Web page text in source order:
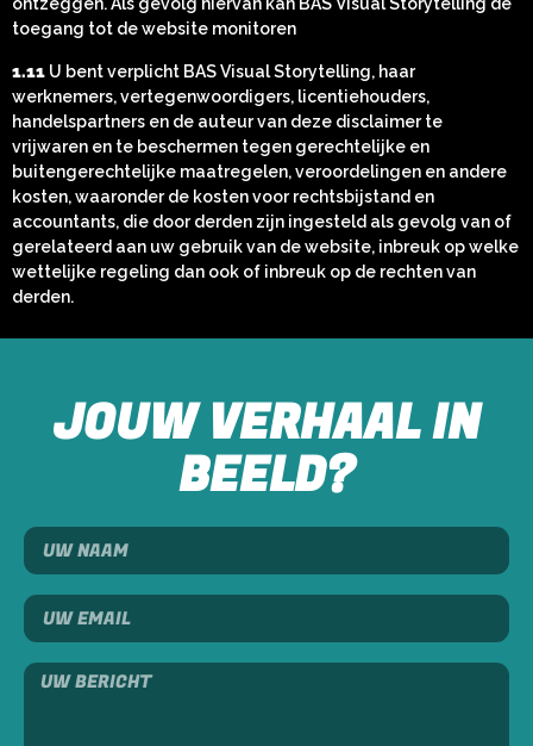
ontzeggen. Als gevolg hiervan kan BAS Visual Storytelling de
toegang tot de website monitoren
1.11 U bent verplicht BAS Visual Storytelling, haar
werknemers, vertegenwoordigers, licentiehouders,
handelspartners en de auteur van deze disclaimer te
vrijwaren en te beschermen tegen gerechtelijke en
buitengerechtelijke maatregelen, veroordelingen en andere
kosten, waaronder de kosten voor rechtsbijstand en
accountants, die door derden zijn ingesteld als gevolg van of
gerelateerd aan uw gebruik van de website, inbreuk op welke
wettelijke regeling dan ook of inbreuk op de rechten van
derden.
JOUW VERHAAL IN
BEELD?